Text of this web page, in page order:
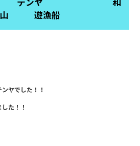
山 遊漁船
ヤでした！！
た！！